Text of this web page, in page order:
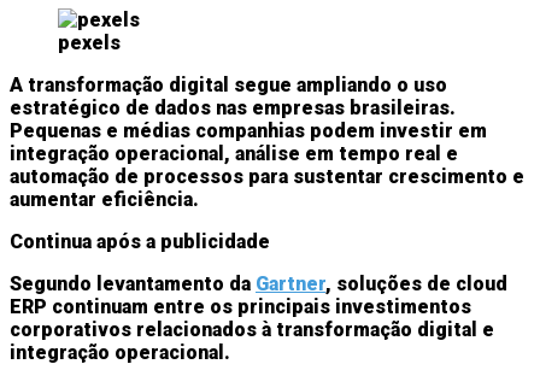
pexels
A transformação digital segue ampliando o uso
estratégico de dados nas empresas brasileiras.
Pequenas e médias companhias podem investir em
integração operacional, análise em tempo real e
automação de processos para sustentar crescimento e
aumentar eficiência.
Continua após a publicidade
Segundo levantamento da Gartner, soluções de cloud
ERP continuam entre os principais investimentos
corporativos relacionados à transformação digital e
integração operacional.